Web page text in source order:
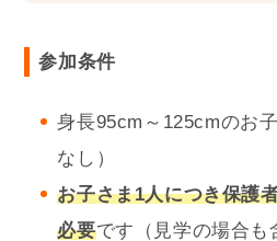
参加条件
身長95cm～125cmのお
なし）
お子さま1人につき保護
必要です（見学の場合も